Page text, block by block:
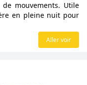
mouvements. Utile
en pleine nuit pour
Aller voir